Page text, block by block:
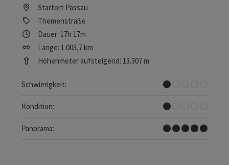
Startort Passau
Themenstraße
Dauer: 17h 17m
Länge: 1.003,7 km
Höhenmeter aufsteigend: 13.307 m
Schwierigkeit:
Sehr leicht
Kondition:
Sehr leicht
Panorama:
Traumtour